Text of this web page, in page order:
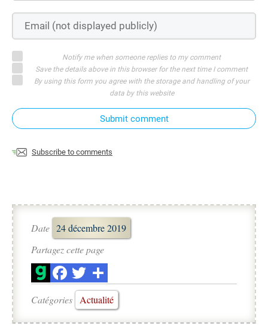
Notify me when someone replies to my comment
Save the details above in this browser for the next time I comment
By using this form you agree with the storage and handling of your
data by this website
Submit comment
Subscribe to comments
Date 24 décembre 2019
Partagez cette page
Catégories Actualité